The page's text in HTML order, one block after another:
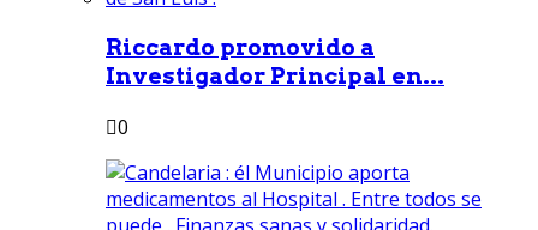
Riccardo promovido a
Investigador Principal en...
0